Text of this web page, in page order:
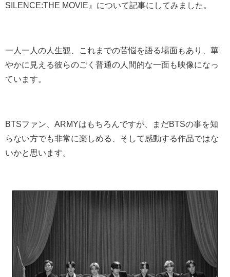
SILENCE:THE MOVIE』について記事にしてみました。
一人一人の人生観、これまでの苦悩を語る場面もあり、華
やかに見える彼らのごく普通の人間的な一面も映像になっ
ています。
BTSファン、ARMYはもちろんですが、まだBTSの事を知
らない方でも非常に楽しめる、そして感動する作品ではな
いかと思います。